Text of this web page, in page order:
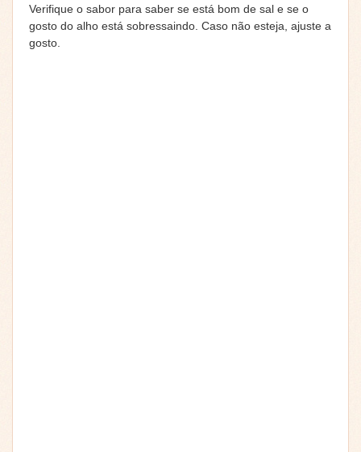
Verifique o sabor para saber se está bom de sal e se o
gosto do alho está sobressaindo. Caso não esteja, ajuste a
gosto.